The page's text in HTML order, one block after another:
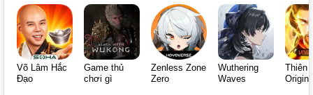
Võ Lâm Hắc
Đạo
Game thủ
chơi gì
Zenless Zone
Zero
Wuthering
Waves
Thiên
Origin